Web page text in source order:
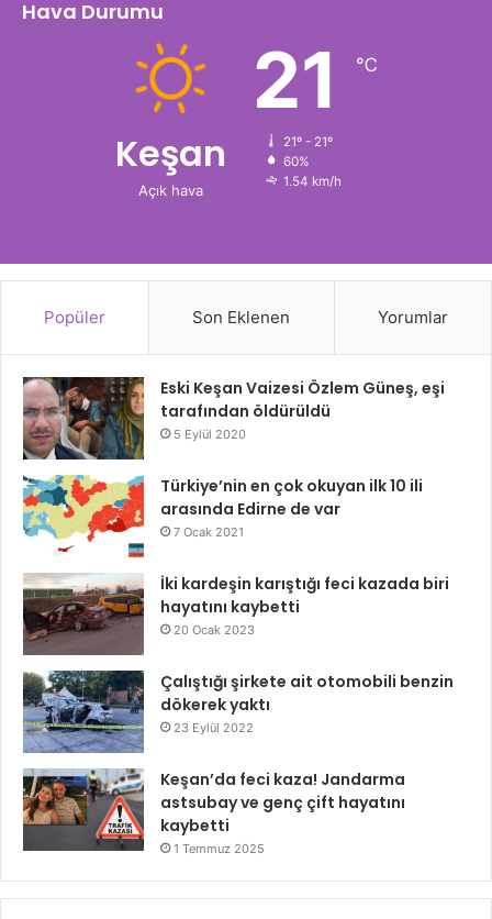
Hava Durumu
Keşan
Açık hava
21 ℃
21º - 21º
60%
1.54 km/h
Popüler Son Eklenen Yorumlar
Eski Keşan Vaizesi Özlem Güneş, eşi
tarafından öldürüldü
5 Eylül 2020
Türkiye’nin en çok okuyan ilk 10 ili
arasında Edirne de var
7 Ocak 2021
İki kardeşin karıştığı feci kazada biri
hayatını kaybetti
20 Ocak 2023
Çalıştığı şirkete ait otomobili benzin
dökerek yaktı
23 Eylül 2022
Keşan’da feci kaza! Jandarma
astsubay ve genç çift hayatını
kaybetti
1 Temmuz 2025